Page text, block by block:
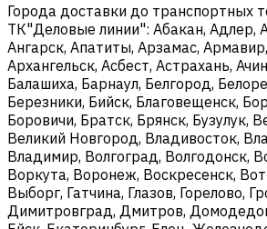
Города доставки до транспортных
ТК"Деловые линии": Абакан, Адлер,
Ангарск, Апатиты, Арзамас,
Архангельск, Асбест, Астрахань,
Балашиха, Барнаул, Белгород,
Березники, Бийск, Благовещенск,
Боровичи, Братск, Брянск, Бузулук,
Великий Новгород, Владивосток,
Владимир, Волгоград, Волгодонск,
Воркута, Воронеж, Воскресенск,
Выборг, Гатчина, Глазов, Горелово,
Димитровград, Дмитров,